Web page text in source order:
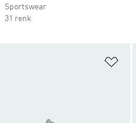
Sportswear
31 renk